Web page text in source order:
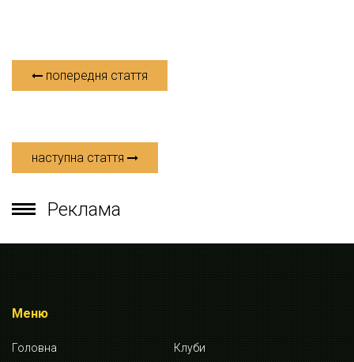
попередня стаття
наступна стаття
Реклама
Меню
Головна
Клуби